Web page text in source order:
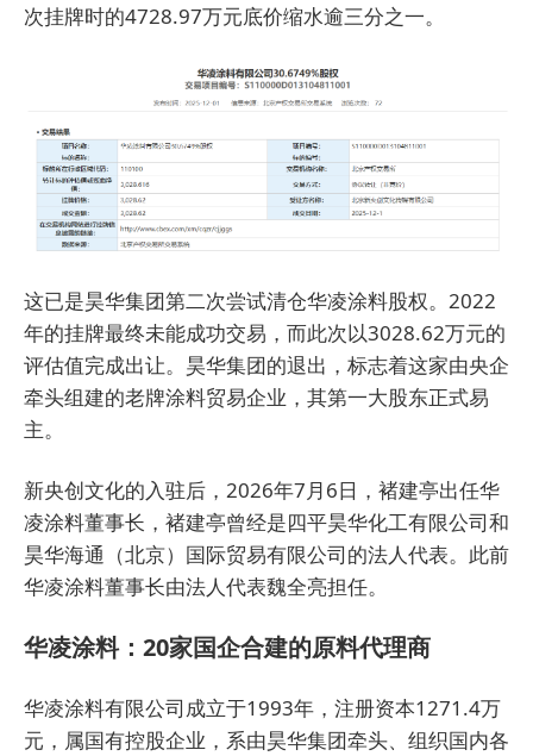
次挂牌时的4728.97万元底价缩水逾三分之一。
这已是昊华集团第二次尝试清仓华凌涂料股权。2022
年的挂牌最终未能成功交易，而此次以3028.62万元的
评估值完成出让。昊华集团的退出，标志着这家由央企
牵头组建的老牌涂料贸易企业，其第一大股东正式易
主。
新央创文化的入驻后，2026年7月6日，褚建亭出任华
凌涂料董事长，褚建亭曾经是四平昊华化工有限公司和
昊华海通（北京）国际贸易有限公司的法人代表。此前
华凌涂料董事长由法人代表魏全亮担任。
华凌涂料：20家国企合建的原料代理商
华凌涂料有限公司成立于1993年，注册资本1271.4万
元，属国有控股企业，系由昊华集团牵头、组织国内各